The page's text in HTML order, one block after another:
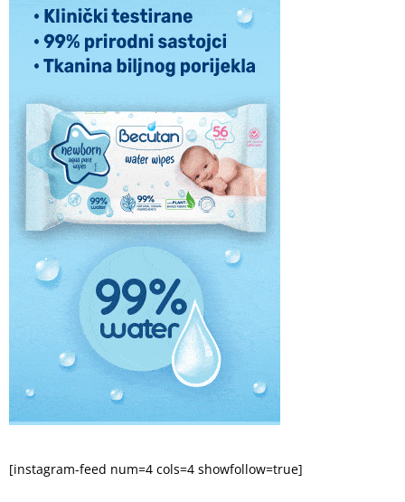
[instagram-feed num=4 cols=4 showfollow=true]